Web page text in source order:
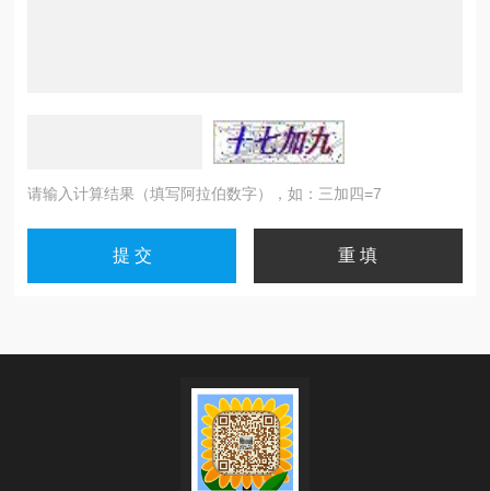
请输入计算结果（填写阿拉伯数字），如：三加四=7